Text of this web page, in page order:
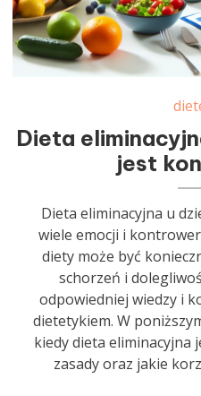
Dieta
jest
Dieta eliminacyjna u
wiele emocji i
diety może być
schorzeń i
odpowiedniej wiedzy i
dietetykiem. W
kiedy dieta eliminacyjna
zasady oraz jakie